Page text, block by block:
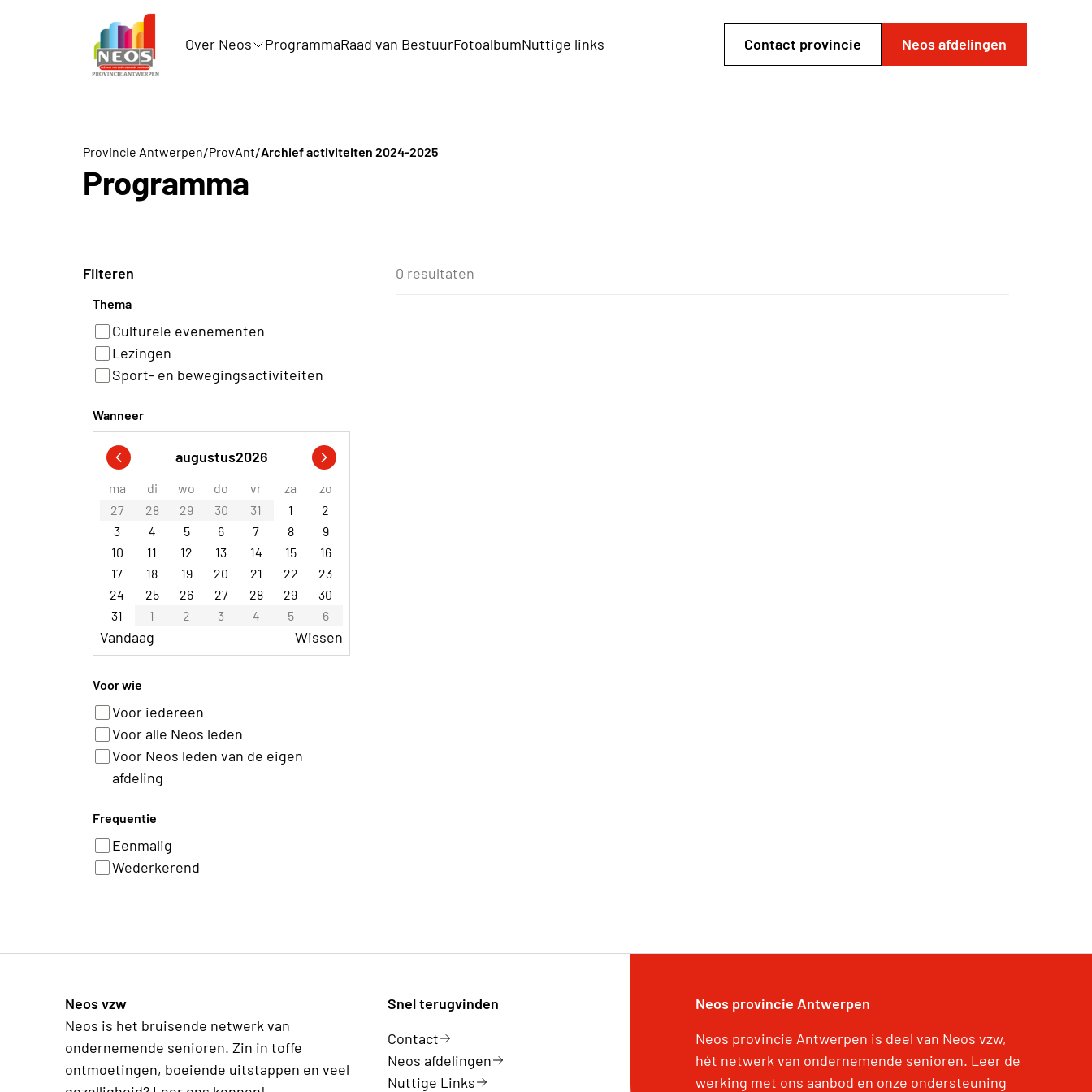
Over Neos ProgrammaRaad van BestuurFotoalbumNuttige links Contact provincie Neos afdelingen
Provincie Antwerpen/ProvAnt/Archief activiteiten 2024-2025
Programma
Filteren
Thema
Culturele evenementen
Lezingen
Sport- en bewegingsactiviteiten
Wanneer
augustus2026
ma di wo do vr za
zo
27
28 29 30 31 1
2
3
4 5 6 7 8
9
10
11 12 13 14 15
16
17
18 19 20 21 22
23
24
25 26 27 28 29
30
31
1 2 3 4 5 6
Vandaag Wissen
Voor wie
Voor iedereen
Voor alle Neos leden
Voor Neos leden van de eigen
afdeling
Frequentie
Eenmalig
Wederkerend
0 resultaten
Neos vzw
Neos is het bruisende netwerk van
ondernemende senioren. Zin in toffe
ontmoetingen, boeiende uitstappen en veel
Snel terugvinden
Contact
Neos afdelingen
Nuttige Links
Neos provincie Antwerpen
Neos provincie Antwerpen is deel van Neos vzw,
hét netwerk van ondernemende senioren. Leer de
werking met ons aanbod en onze ondersteuning